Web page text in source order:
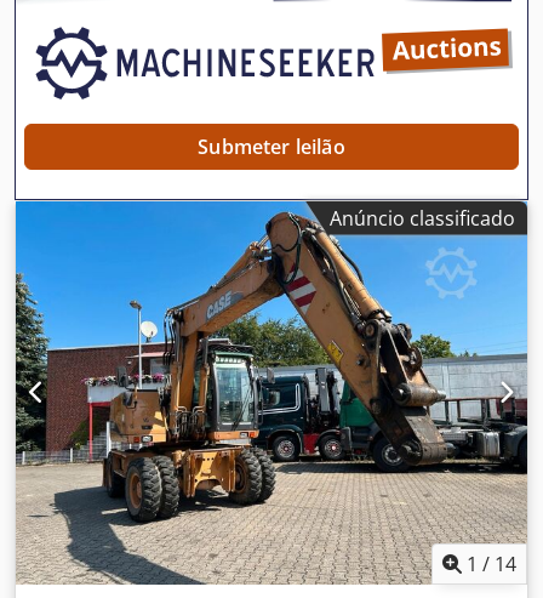
primeira mão, histórico de manutenção completo, pronto
para uso imediato! - 80% do trem de rodas com correntes -
Inclui 3 baldes: 1300 mm, 450 mm e 2000 mm para
Submeter leilão
Anúncio classificado
1 / 14